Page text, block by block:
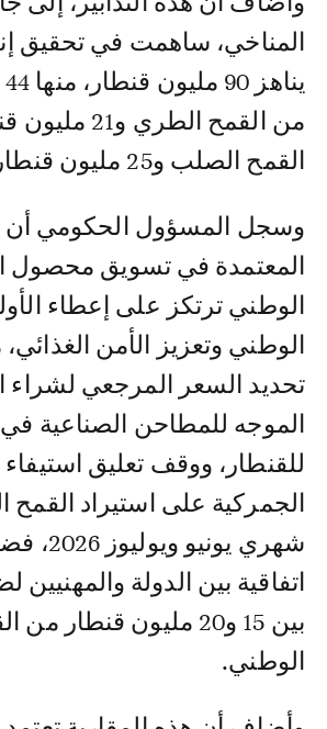
المناخي، ساهمت في تحقيق
من القمح الطري
القمح الصلب و25 مليون قنطار من الشعير.
وسجل المسؤول الحكومي أن
المعتمدة في تسويق محصول
الوطني ترتكز على إعطاء
الوطني وتعزيز الأمن
تحديد السعر المرجعي لشراء
للقنطار، ووقف تعليق
الجمركية على استيراد
شهري
اتفاقية بين الدولة
بين 15 و20 مليون قنطار
الوطني.